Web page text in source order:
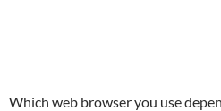
Which web browser you use